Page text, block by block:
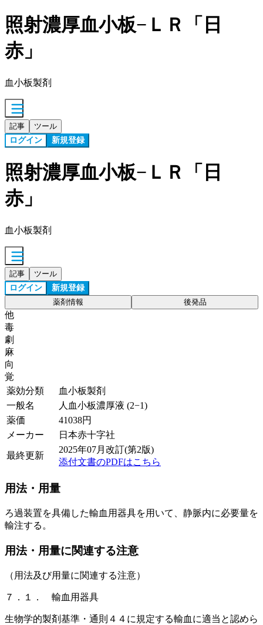
照射濃厚血小板−ＬＲ「日
赤」
血小板製剤
記事 ツール
ログイン 新規登録
照射濃厚血小板−ＬＲ「日
赤」
血小板製剤
記事 ツール
ログイン 新規登録
薬剤情報 後発品
他
毒
劇
麻
向
覚
薬効分類
血小板製剤
一般名
人血小板濃厚液 (2−1)
薬価
41038円
メーカー
日本赤十字社
最終更新
2025年07月改訂(第2版)
添付文書のPDFはこちら
用法・用量
ろ過装置を具備した輸血用器具を用いて、静脈内に必要量を
輸注する。
用法・用量に関連する注意
（用法及び用量に関連する注意）
７．１． 輸血用器具
生物学的製剤基準・通則４４に規定する輸血に適当と認めら